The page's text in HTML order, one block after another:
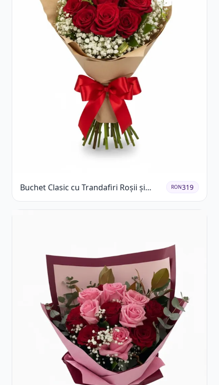
Buchet Clasic cu Trandafiri Roșii și
Gypsophila
RON319